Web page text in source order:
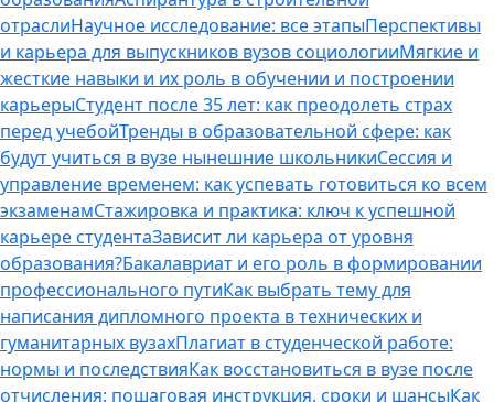
отраслиНаучное исследование: все этапыПерспективы
и карьера для выпускников вузов социологииМягкие и
жесткие навыки и их роль в обучении и построении
карьерыСтудент после 35 лет: как преодолеть страх
перед учебойТренды в образовательной сфере: как
будут учиться в вузе нынешние школьникиСессия и
управление временем: как успевать готовиться ко всем
экзаменамСтажировка и практика: ключ к успешной
карьере студентаЗависит ли карьера от уровня
образования?Бакалавриат и его роль в формировании
профессионального путиКак выбрать тему для
написания дипломного проекта в технических и
гуманитарных вузахПлагиат в студенческой работе:
нормы и последствияКак восстановиться в вузе после
отчисления: пошаговая инструкция, сроки и шансыКак